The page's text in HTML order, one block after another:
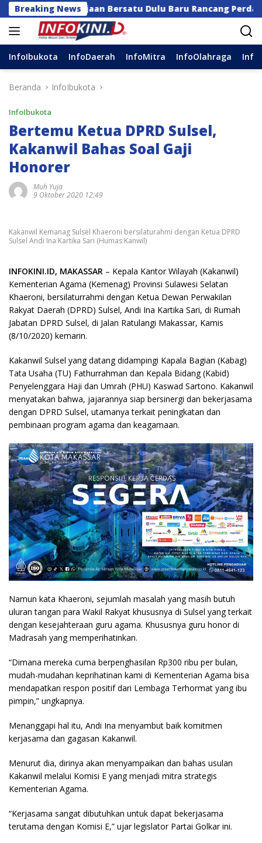
Langsung
ke
konten
Breaking News
Kerajaan Bersatu Dulu Baru Rancang Perda Baru!
InfoIbukota InfoDaerah InfoMitra InfoOlahraga
Beranda InfoIbukota
InfoIbukota
Bertemu Ketua DPRD Sulsel,
Kakanwil Bahas Soal Gaji
Honorer
Muh Yuja
9 Oktober 2020 12:49
Kakanwil Kemanag Sulsel Khaeroni bersilaturahmi dengan Ketua DPRD
Sulsel Andi Ina Kartika Sari (Humas Kanwil)
INFOKINI.ID, MAKASSAR – Kepala Kantor Wilayah (Kakanwil)
Kementerian Agama (Kemenag) Provinsi Sulawesi Selatan
Khaeroni, bersilaturrahmi dengan Ketua Dewan Perwakilan
Rakyat Daerah (DPRD) Sulsel, Andi Ina Kartika Sari, di Rumah
Jabatan DPRD Sulsel, di Jalan Ratulangi Makassar, Kamis
(8/10/2020) kemarin.
Kakanwil Sulsel yang datang didampingi Kapala Bagian (Kabag)
Tata Usaha (TU) Fathurrahman dan Kepala Bidang (Kabid)
Penyelenggara Haji dan Umrah (PHU) Kaswad Sartono. Kakanwil
menyatakan bahwa, jajarannya siap bersinergi dan bekerjasama
dengan DPRD Sulsel, utamanya terkait peningkatan dan
pembinaan program agama dan keagamaan.
Namun kata Khaeroni, sejumlah masalah yang masih butuh
uluran tangan para Wakil Rakyat khususnya di Sulsel yang terkait
dengan kesejahteraan guru agama. Khususnya guru honor di
Madrasah yang memperihatinkan.
“Dimana mereka cuma berpenghasilan Rp300 ribu per bulan,
mudah-mudahan keprihatinan kami di Kementerian Agama bisa
mendapatkan respon positif dari Lembaga Terhormat yang ibu
pimpin,” ungkapnya.
Menanggapi hal itu, Andi Ina menyambut baik komitmen
kerjasama dan gagasan Kakanwil.
Menurut dia, dirinya akan menyampaikan dan bahas usulan
Kakanwil melalui Komisi E yang menjadi mitra strategis
Kementerian Agama.
“Kerjasama sangat dibutuhkan untuk dapat bekerjasama
terutama dengan Komisi E,” ujar legislator Partai Golkar ini.